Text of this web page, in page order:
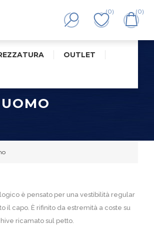
(0) (0)
OUTLET
è pensato per una vestibilità regular
il capo. È rifinito da estremità a coste su
ricamato sul petto.